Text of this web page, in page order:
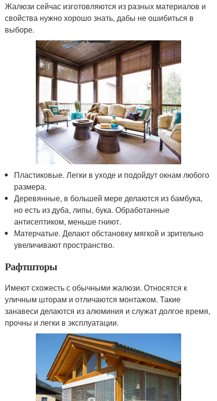
Жалюзи сейчас изготовляются из разных материалов и
свойства нужно хорошо знать, дабы не ошибиться в
выборе.
Пластиковые. Легки в уходе и подойдут окнам любого
размера.
Деревянные, в большей мере делаются из бамбука,
но есть из дуба, липы, бука. Обработанные
антисептиком, меньше гниют.
Матерчатые. Делают обстановку мягкой и зрительно
увеличивают пространство.
Рафтшторы
Имеют схожесть с обычными жалюзи. Относятся к
уличным шторам и отличаются монтажом. Такие
занавеси делаются из алюминия и служат долгое время,
прочны и легки в эксплуатации.